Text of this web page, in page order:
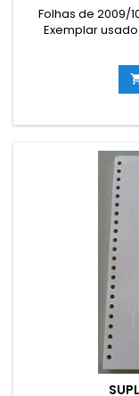
Folhas de 2009/
Exemplar
Catálogos,
(Açores e
encomendado
The sending of